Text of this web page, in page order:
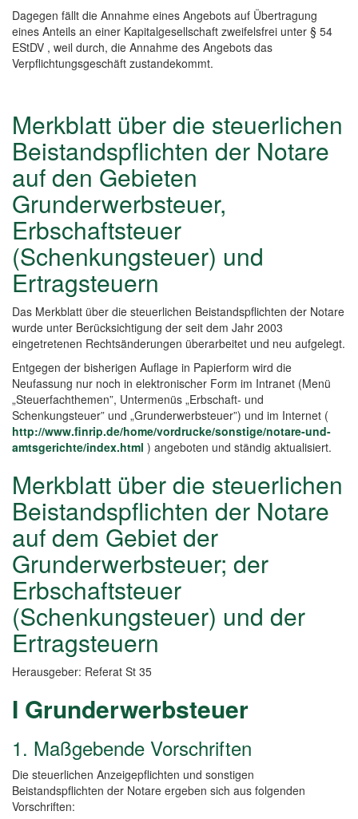
Dagegen fällt die Annahme eines Angebots auf Übertragung
eines Anteils an einer Kapitalgesellschaft zweifelsfrei unter § 54
EStDV , weil durch, die Annahme des Angebots das
Verpflichtungsgeschäft zustandekommt.
Merkblatt über die steuerlichen
Beistandspflichten der Notare
auf den Gebieten
Grunderwerbsteuer,
Erbschaftsteuer
(Schenkungsteuer) und
Ertragsteuern
Das Merkblatt über die steuerlichen Beistandspflichten der Notare
wurde unter Berücksichtigung der seit dem Jahr 2003
eingetretenen Rechtsänderungen überarbeitet und neu aufgelegt.
Entgegen der bisherigen Auflage in Papierform wird die
Neufassung nur noch in elektronischer Form im Intranet (Menü
„Steuerfachthemen”, Untermenüs „Erbschaft- und
Schenkungsteuer” und „Grunderwerbsteuer”) und im Internet (
http://www.finrip.de/home/vordrucke/sonstige/notare-und-
amtsgerichte/index.html ) angeboten und ständig aktualisiert.
Merkblatt über die steuerlichen
Beistandspflichten der Notare
auf dem Gebiet der
Grunderwerbsteuer; der
Erbschaftsteuer
(Schenkungsteuer) und der
Ertragsteuern
Herausgeber: Referat St 35
I Grunderwerbsteuer
1. Maßgebende Vorschriften
Die steuerlichen Anzeigepflichten und sonstigen
Beistandspflichten der Notare ergeben sich aus folgenden
Vorschriften: